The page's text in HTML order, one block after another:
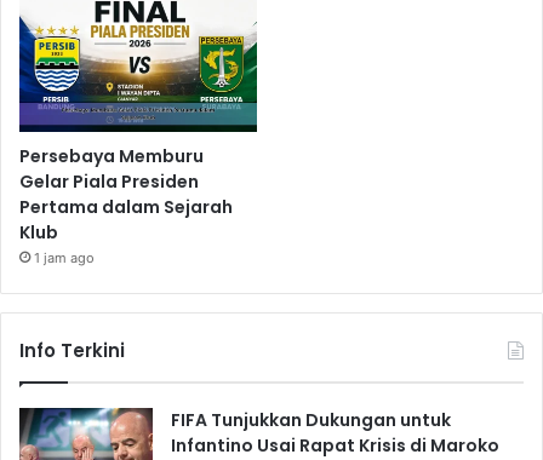
Persebaya Memburu
Gelar Piala Presiden
Pertama dalam Sejarah
Klub
1 jam ago
Info Terkini
FIFA Tunjukkan Dukungan untuk
Infantino Usai Rapat Krisis di Maroko